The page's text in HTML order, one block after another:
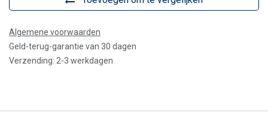
Algemene voorwaarden
Geld-terug-garantie van 30 dagen
Verzending: 2-3 werkdagen